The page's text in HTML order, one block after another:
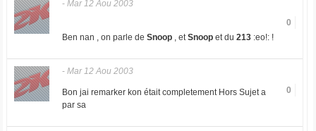
- Mar 12 Aou 2003
0
Ben nan , on parle de Snoop, etSnoopet du 213:eo!: !
- Mar 12 Aou 2003
0
Bon jai remarker kon était completement Hors Sujet a
par sa